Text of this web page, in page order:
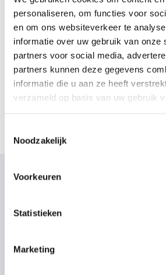
personaliseren, om functies voor
en om ons websiteverkeer te
informatie over uw gebruik van onze
partners voor social media,
partners kunnen deze gegevens
informatie die u aan ze heeft
verzameld op basis van uw gebruik
Noodzakelijk
Voorkeuren
Statistieken
Marketing
Overige
Lesmateriaal rondom algemene
onderzoeksmethoden en
regelgeving.